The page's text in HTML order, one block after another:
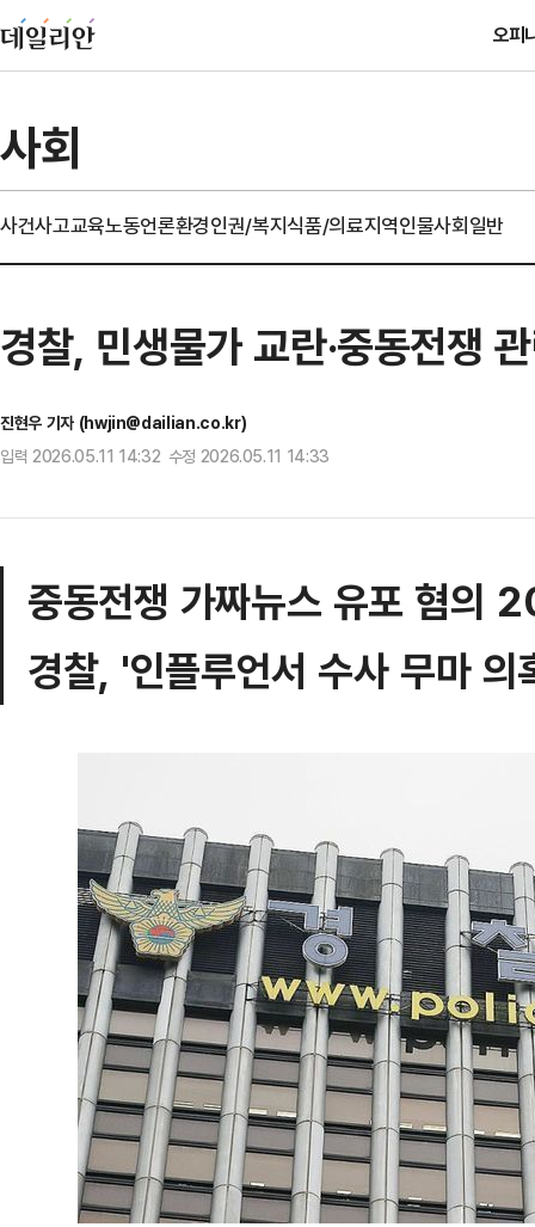
오피
사회
사건사고교육노동언론환경인권/복지식품/의료지역인물사회일반
경찰, 민생물가 교란·중동전쟁
진현우 기자 (hwjin@dailian.co.kr)
입력 2026.05.11 14:32 수정 2026.05.11 14:33
중동전쟁 가짜뉴스 유포 혐의
경찰, '인플루언서 수사 무마